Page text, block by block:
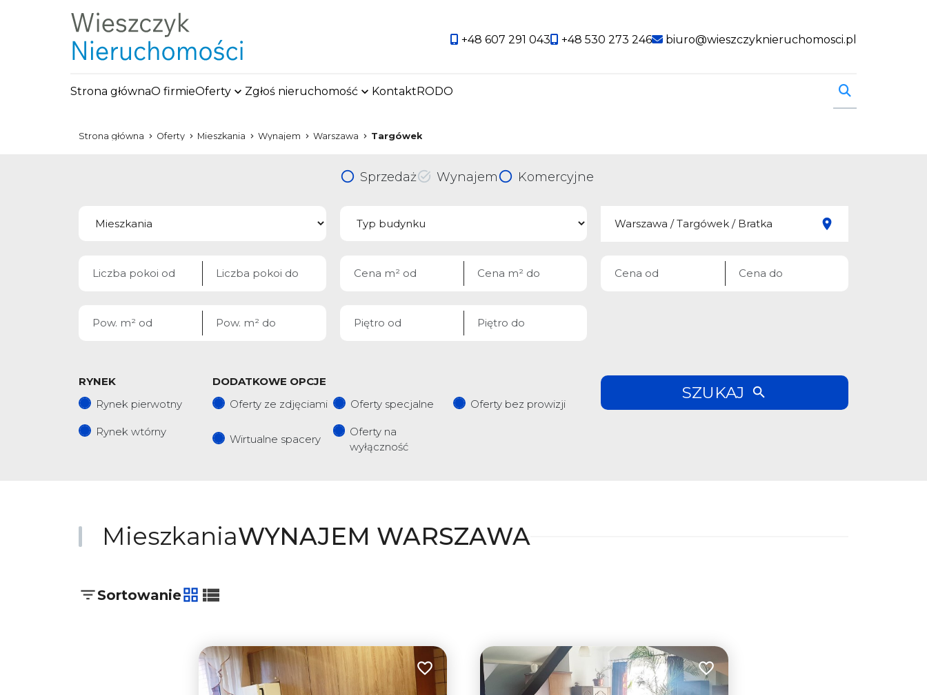
+48 607 291 043 +48 530 273 246 biuro@wieszczyknieruchomosci.pl
Strona głównaO firmieOferty Zgłoś nieruchomość KontaktRODO
Strona główna Oferty Mieszkania Wynajem Warszawa Targówek
Sprzedaż Wynajem Komercyjne
RYNEK
Rynek pierwotny
Rynek wtórny
DODATKOWE OPCJE
Oferty ze zdjęciami
Oferty specjalne Oferty bez prowizji
Wirtualne spacery
Oferty na
wyłączność
SZUKAJ
MieszkaniaWYNAJEM WARSZAWA
Sortowanie
tabela
lista
Dodaj do ulubionych Dodaj do ulubionych